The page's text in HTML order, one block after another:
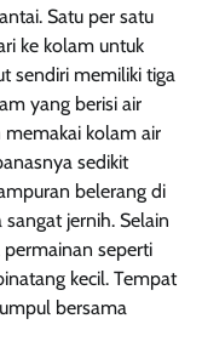
Satu per satu
ke kolam untuk
sendiri memiliki tiga
yang berisi air
kolam air
sedikit
belerang di
jernih. Selain
seperti
kecil. Tempat
bersama